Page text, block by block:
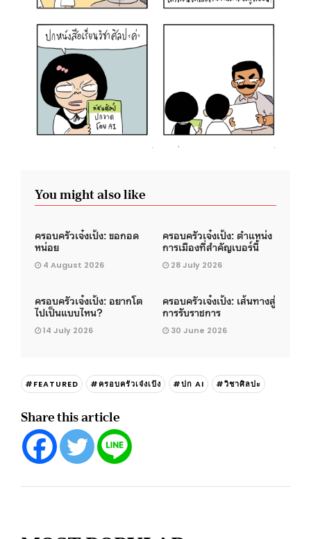
You might also like
ครอบครัวเจ๋งเป้ง: ขอกอด
หน่อย
4 August 2026
ครอบครัวเจ๋งเป้ง: ตำแหน่ง
การเมืองที่สำคัญเบอร์นี้
28 July 2026
ครอบครัวเจ๋งเป้ง: อยากโต
ไปเป็นแบบไหน?
14 July 2026
ครอบครัวเจ๋งเป้ง: เส้นทางสู่
การรับราชการ
30 June 2026
#FEATURED #ครอบครัวเจ๋งเป้ง #ปก AI #วิชาศิลปะ
Share this article